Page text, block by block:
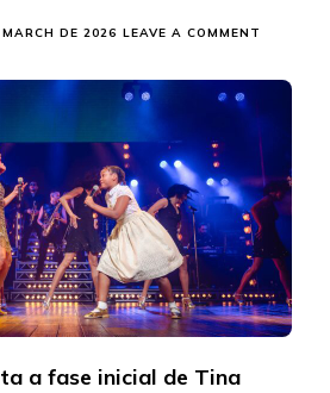
DE 2026 LEAVE A COMMENT
ELENCO
DE
“TINA
–
TINA
TURNER
O
MUSICAL”
E
DÁ
VIDA
a fase inicial de Tina